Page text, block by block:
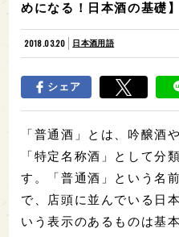
めになる！日本酒の基礎】
2018.03.20 日本酒用語
シェア
「普通酒」とは、吟醸酒
「特定名称酒」として分
す。「普通酒」という名
で、店頭に並んでいる日
いう表示のあるものは基